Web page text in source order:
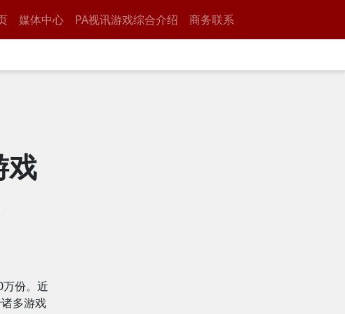
媒体中心 PA视讯游戏综合介绍 商务联系
戏
万份。近
多游戏